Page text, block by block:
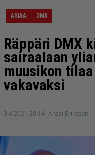
ASIAA DMX
Räppäri DMX
sairaalaan
muusikon
vakavaksi
3.4.2021 20:14 Anssi Eriksson